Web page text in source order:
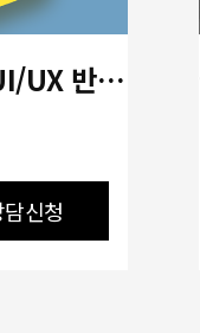
(디지털디자인)생성형 AI 활용 UI/UX 반응형 웹디자인&웹퍼블리셔(Figma활용)A
신청